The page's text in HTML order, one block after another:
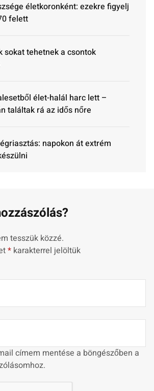
életkoronként: ezekre figyelj
felett
sokat tehetnek a csontok
élet-halál harc lett –
találtak rá az idős nőre
napokon át extrém
tesszük közzé.
* karakterrel jelöltük
címem mentése a böngészőben a